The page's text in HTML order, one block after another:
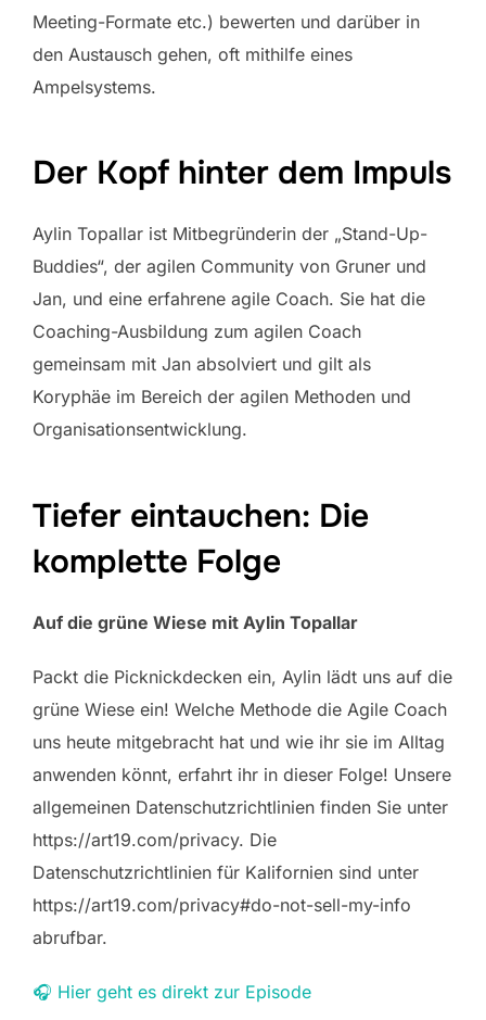
Meeting-Formate etc.) bewerten und darüber in
den Austausch gehen, oft mithilfe eines
Ampelsystems.
Der Kopf hinter dem Impuls
Aylin Topallar ist Mitbegründerin der „Stand-Up-
Buddies“, der agilen Community von Gruner und
Jan, und eine erfahrene agile Coach. Sie hat die
Coaching-Ausbildung zum agilen Coach
gemeinsam mit Jan absolviert und gilt als
Koryphäe im Bereich der agilen Methoden und
Organisationsentwicklung.
Tiefer eintauchen: Die
komplette Folge
Auf die grüne Wiese mit Aylin Topallar
Packt die Picknickdecken ein, Aylin lädt uns auf die
grüne Wiese ein! Welche Methode die Agile Coach
uns heute mitgebracht hat und wie ihr sie im Alltag
anwenden könnt, erfahrt ihr in dieser Folge! Unsere
allgemeinen Datenschutzrichtlinien finden Sie unter
https://art19.com/privacy. Die
Datenschutzrichtlinien für Kalifornien sind unter
https://art19.com/privacy#do-not-sell-my-info
abrufbar.
🎧 Hier geht es direkt zur Episode